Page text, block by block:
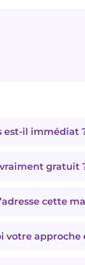
est-il immédiat
gratuit
cette
votre approche